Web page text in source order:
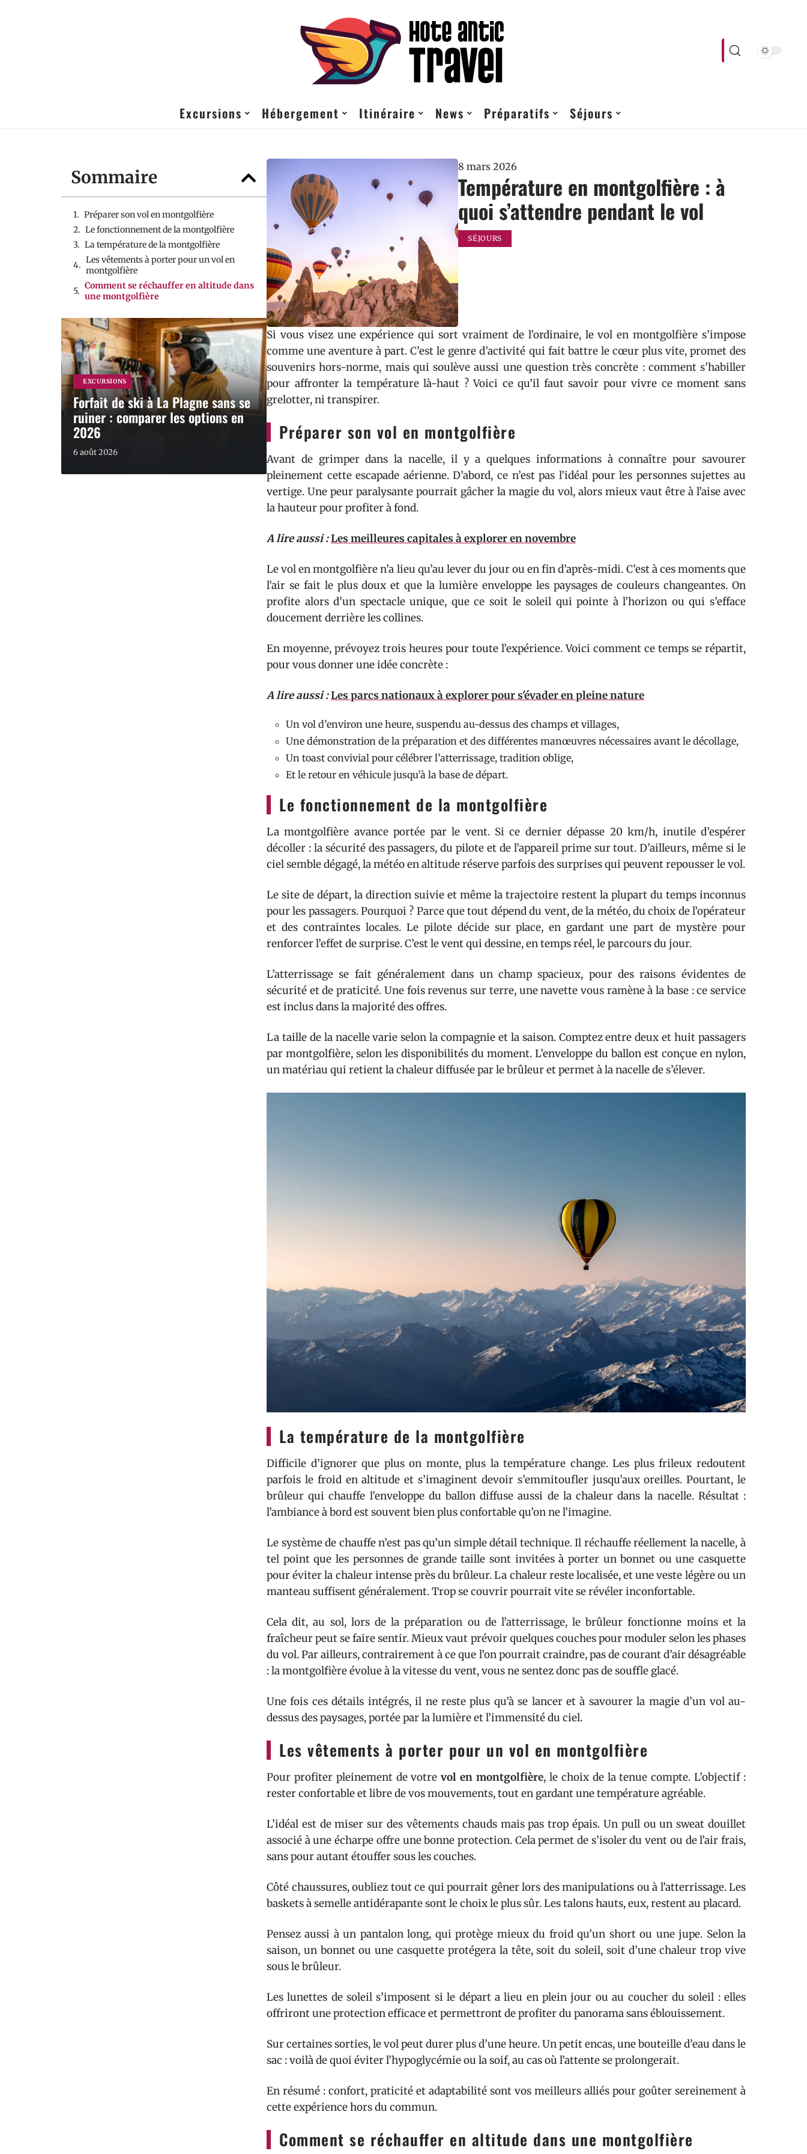
Excursions Hébergement Itinéraire News Préparatifs Séjours
Sommaire
Préparer son vol en montgolfière
Le fonctionnement de la montgolfière
La température de la montgolfière
Les vêtements à porter pour un vol en
montgolfière
Comment se réchauffer en altitude dans
une montgolfière
EXCURSIONS
Forfait de ski à La Plagne sans se
ruiner : comparer les options en
2026
6 août 2026
8 mars 2026
Température en montgolfière : à
quoi s’attendre pendant le vol
SÉJOURS
Si vous visez une expérience qui sort vraiment de l’ordinaire, le vol en montgolfière s’impose
comme une aventure à part. C’est le genre d’activité qui fait battre le cœur plus vite, promet des
souvenirs hors-norme, mais qui soulève aussi une question très concrète : comment s’habiller
pour affronter la température là-haut ? Voici ce qu’il faut savoir pour vivre ce moment sans
grelotter, ni transpirer.
Préparer son vol en montgolfière
Avant de grimper dans la nacelle, il y a quelques informations à connaître pour savourer
pleinement cette escapade aérienne. D’abord, ce n’est pas l’idéal pour les personnes sujettes au
vertige. Une peur paralysante pourrait gâcher la magie du vol, alors mieux vaut être à l’aise avec
la hauteur pour profiter à fond.
A lire aussi :Les meilleures capitales à explorer en novembre
Le vol en montgolfière n’a lieu qu’au lever du jour ou en fin d’après-midi. C’est à ces moments que
l’air se fait le plus doux et que la lumière enveloppe les paysages de couleurs changeantes. On
profite alors d’un spectacle unique, que ce soit le soleil qui pointe à l’horizon ou qui s’efface
doucement derrière les collines.
En moyenne, prévoyez trois heures pour toute l’expérience. Voici comment ce temps se répartit,
pour vous donner une idée concrète :
A lire aussi :Les parcs nationaux à explorer pour s'évader en pleine nature
Un vol d’environ une heure, suspendu au-dessus des champs et villages,
Une démonstration de la préparation et des différentes manœuvres nécessaires avant le décollage,
Un toast convivial pour célébrer l’atterrissage, tradition oblige,
Et le retour en véhicule jusqu’à la base de départ.
Le fonctionnement de la montgolfière
La montgolfière avance portée par le vent. Si ce dernier dépasse 20 km/h, inutile d’espérer
décoller : la sécurité des passagers, du pilote et de l’appareil prime sur tout. D’ailleurs, même si le
ciel semble dégagé, la météo en altitude réserve parfois des surprises qui peuvent repousser le vol.
Le site de départ, la direction suivie et même la trajectoire restent la plupart du temps inconnus
pour les passagers. Pourquoi ? Parce que tout dépend du vent, de la météo, du choix de l’opérateur
et des contraintes locales. Le pilote décide sur place, en gardant une part de mystère pour
renforcer l’effet de surprise. C’est le vent qui dessine, en temps réel, le parcours du jour.
L’atterrissage se fait généralement dans un champ spacieux, pour des raisons évidentes de
sécurité et de praticité. Une fois revenus sur terre, une navette vous ramène à la base : ce service
est inclus dans la majorité des offres.
La taille de la nacelle varie selon la compagnie et la saison. Comptez entre deux et huit passagers
par montgolfière, selon les disponibilités du moment. L’enveloppe du ballon est conçue en nylon,
un matériau qui retient la chaleur diffusée par le brûleur et permet à la nacelle de s’élever.
La température de la montgolfière
Difficile d’ignorer que plus on monte, plus la température change. Les plus frileux redoutent
parfois le froid en altitude et s’imaginent devoir s’emmitoufler jusqu’aux oreilles. Pourtant, le
brûleur qui chauffe l’enveloppe du ballon diffuse aussi de la chaleur dans la nacelle. Résultat :
l’ambiance à bord est souvent bien plus confortable qu’on ne l’imagine.
Le système de chauffe n’est pas qu’un simple détail technique. Il réchauffe réellement la nacelle, à
tel point que les personnes de grande taille sont invitées à porter un bonnet ou une casquette
pour éviter la chaleur intense près du brûleur. La chaleur reste localisée, et une veste légère ou un
manteau suffisent généralement. Trop se couvrir pourrait vite se révéler inconfortable.
Cela dit, au sol, lors de la préparation ou de l’atterrissage, le brûleur fonctionne moins et la
fraîcheur peut se faire sentir. Mieux vaut prévoir quelques couches pour moduler selon les phases
du vol. Par ailleurs, contrairement à ce que l’on pourrait craindre, pas de courant d’air désagréable
: la montgolfière évolue à la vitesse du vent, vous ne sentez donc pas de souffle glacé.
Une fois ces détails intégrés, il ne reste plus qu’à se lancer et à savourer la magie d’un vol au-
dessus des paysages, portée par la lumière et l’immensité du ciel.
Les vêtements à porter pour un vol en montgolfière
Pour profiter pleinement de votrevol en montgolfière, le choix de la tenue compte. L’objectif :
rester confortable et libre de vos mouvements, tout en gardant une température agréable.
L’idéal est de miser sur des vêtements chauds mais pas trop épais. Un pull ou un sweat douillet
associé à une écharpe offre une bonne protection. Cela permet de s’isoler du vent ou de l’air frais,
sans pour autant étouffer sous les couches.
Côté chaussures, oubliez tout ce qui pourrait gêner lors des manipulations ou à l’atterrissage. Les
baskets à semelle antidérapante sont le choix le plus sûr. Les talons hauts, eux, restent au placard.
Pensez aussi à un pantalon long, qui protège mieux du froid qu’un short ou une jupe. Selon la
saison, un bonnet ou une casquette protégera la tête, soit du soleil, soit d’une chaleur trop vive
sous le brûleur.
Les lunettes de soleil s’imposent si le départ a lieu en plein jour ou au coucher du soleil : elles
offriront une protection efficace et permettront de profiter du panorama sans éblouissement.
Sur certaines sorties, le vol peut durer plus d’une heure. Un petit encas, une bouteille d’eau dans le
sac : voilà de quoi éviter l’hypoglycémie ou la soif, au cas où l’attente se prolongerait.
En résumé : confort, praticité et adaptabilité sont vos meilleurs alliés pour goûter sereinement à
cette expérience hors du commun.
Comment se réchauffer en altitude dans une montgolfière